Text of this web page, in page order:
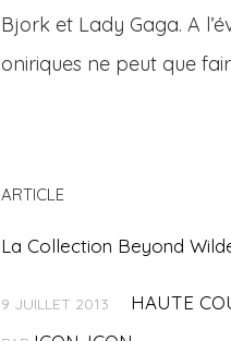
Bjork et Lady Gaga. A
oniriques ne peut que
ARTICLE
La Collection Beyond
9 JUILLET 2013 HAUTE